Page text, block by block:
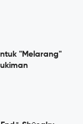
"Melarang"